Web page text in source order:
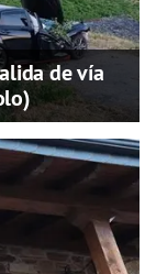
de vía